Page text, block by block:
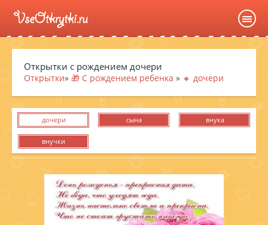
Открытки с рождением дочери
Открытки» 🎁 С рождением ребенка » 🔸 дочери
дочери сына внука
внучки